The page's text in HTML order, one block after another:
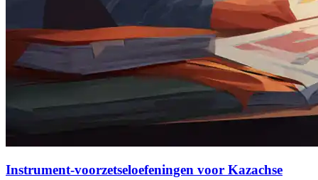
Instrument-voorzetseloefeningen voor Kazachse